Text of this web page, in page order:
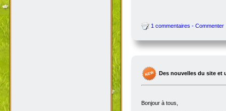
1 commentaires - Commenter
Des nouvelles du site
Bonjour à tous,